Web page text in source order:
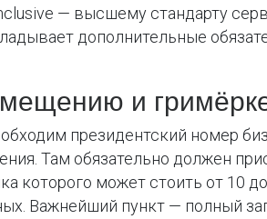
— высшему стандарту
дополнительные
и
президентский номер
Там обязательно должен
которого может стоить от 10
Важнейший пункт — полный